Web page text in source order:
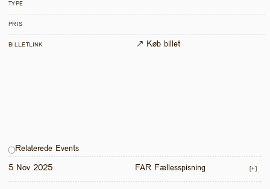
TYPE
PRIS
BILLETLINK ↗ Køb billet
Relaterede Events
5 Nov 2025 FAR Fællesspisning [+]